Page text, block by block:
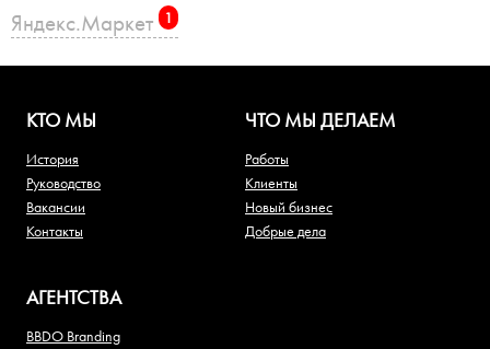
Яндекс.Маркет 1
КТО МЫ
История
Руководство
Вакансии
Контакты
ЧТО МЫ ДЕЛАЕМ
Работы
Клиенты
Новый бизнес
Добрые дела
АГЕНТСТВА
BBDO Branding